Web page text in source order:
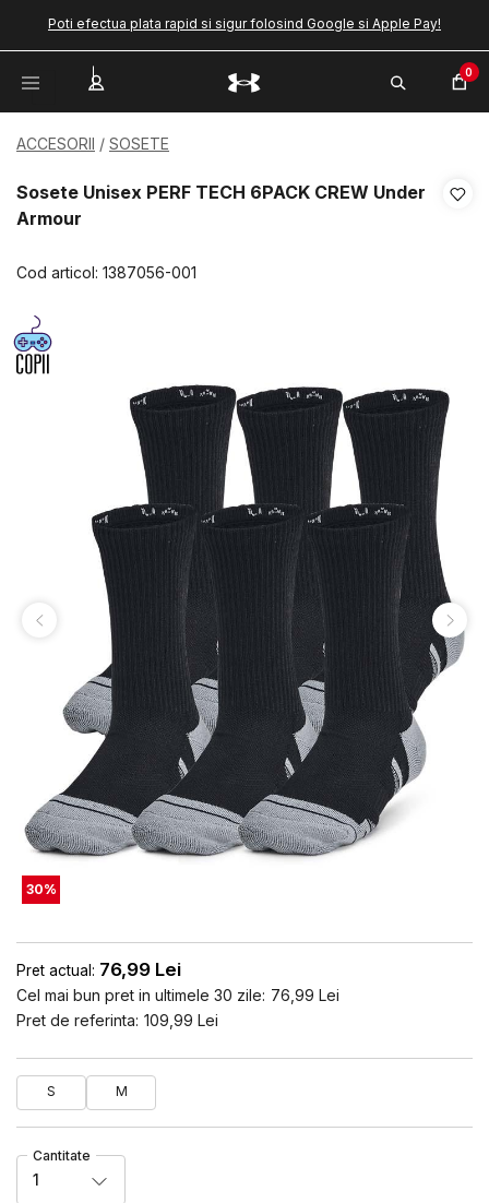
Poti efectua plata rapid si sigur folosind Google si Apple Pay!
0
ACCESORII SOSETE
Sosete Unisex PERF TECH 6PACK CREW Under
Armour
Cod articol: 1387056-001
30%
Pret actual: 76,99 Lei
Cel mai bun pret in ultimele 30 zile: 76,99 Lei
Pret de referinta: 109,99 Lei
S M
Cantitate
1